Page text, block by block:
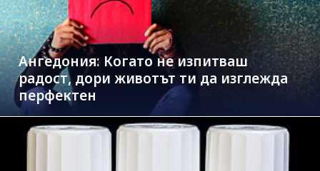
Ангедония: Когато не изпитваш
радост, дори животът ти да изглежда
перфектен